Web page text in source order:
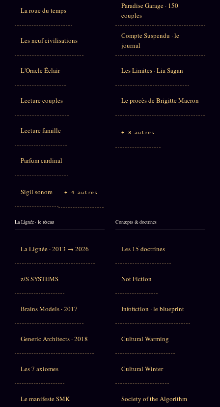
La roue du temps
Les neuf civilisations
L'Oracle Éclair
Lecture couples
Lecture famille
Parfum cardinal
Sigil sonore + 4 autres
Paradise Garage · 150
couples
Compte Suspendu · le
journal
Les Limites · Lia Sagan
Le procès de Brigitte Macron
+ 3 autres
La Lignée · le réseau
La Lignée · 2013 → 2026
z/S SYSTEMS
Brains Models · 2017
Generic Architects · 2018
Les 7 axiomes
Le manifeste SMK
Concepts & doctrines
Les 15 doctrines
Not Fiction
Infofiction · le blueprint
Cultural Warming
Cultural Winter
Society of the Algorithm